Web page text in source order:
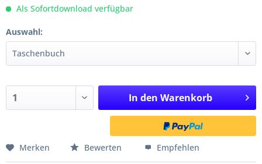
Als Sofortdownload verfügbar
Auswahl:
In den Warenkorb
Merken Bewerten Empfehlen